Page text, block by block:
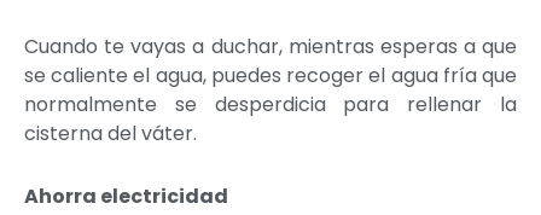
Cuando te vayas a duchar, mientras esperas a que
se caliente el agua, puedes recoger el agua fría que
normalmente se desperdicia para rellenar la
cisterna del váter.
Ahorra electricidad